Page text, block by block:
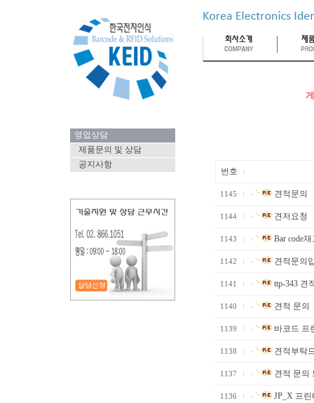
영업상담
제품문의 및 상담
공지사항
번호
1145 견적문의
1144 견저요청
1143 Bar code
1142 견적문의
1141 ttp-343 견
1140 견적 문의
1139 바코드 프
1138 견적부탁
1137 견적 문의
1136 JP_X 프